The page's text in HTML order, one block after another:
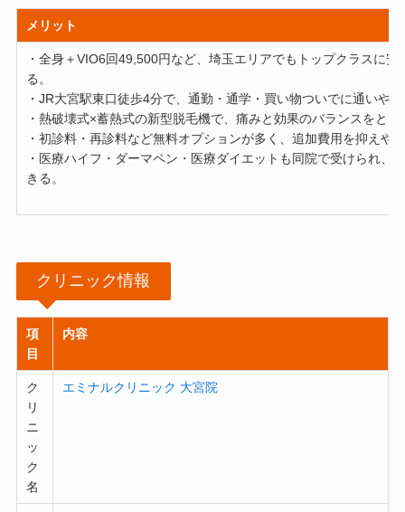
メリット
・全身＋VIO6回49,500円など、埼玉エリアでもトップクラスに
る。
・JR大宮駅東口徒歩4分で、通勤・通学・買い物ついでに通いや
・熱破壊式×蓄熱式の新型脱毛機で、痛みと効果のバランスをとり
・初診料・再診料など無料オプションが多く、追加費用を抑えや
・医療ハイフ・ダーマペン・医療ダイエットも同院で受けられ、
きる。
クリニック情報
項
目
内容
ク
リ
ニ
ッ
ク
名
エミナルクリニック 大宮院